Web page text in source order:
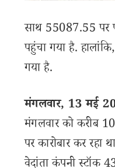
साथ 55087.55 पर
पहुंचा गया है.
गया है.
मंगलवार, 13 मई
मंगलवार को करीब
पर कारोबार कर